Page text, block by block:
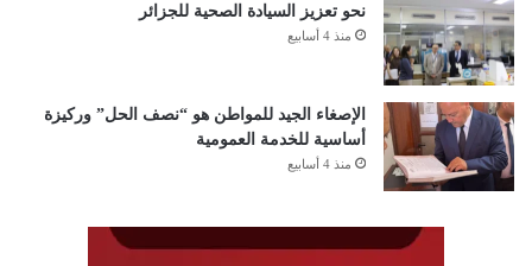
نحو تعزيز السيادة الصحية للجزائر
منذ 4 أسابيع
الإصغاء الجيد للمواطن هو “نصف الحل” وركيزة
أساسية للخدمة العمومية
منذ 4 أسابيع